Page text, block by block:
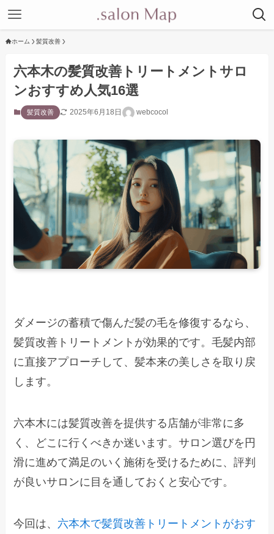
ホーム 髪質改善
六本木の髪質改善トリートメントサロ
ンおすすめ人気16選
髪質改善 2025年6月18日 webcocol
ダメージの蓄積で傷んだ髪の毛を修復するなら、
髪質改善トリートメントが効果的です。毛髪内部
に直接アプローチして、髪本来の美しさを取り戻
します。
六本木には髪質改善を提供する店舗が非常に多
く、どこに行くべきか迷います。サロン選びを円
滑に進めて満足のいく施術を受けるために、評判
が良いサロンに目を通しておくと安心です。
今回は、 六本木で髪質改善トリートメントがおす